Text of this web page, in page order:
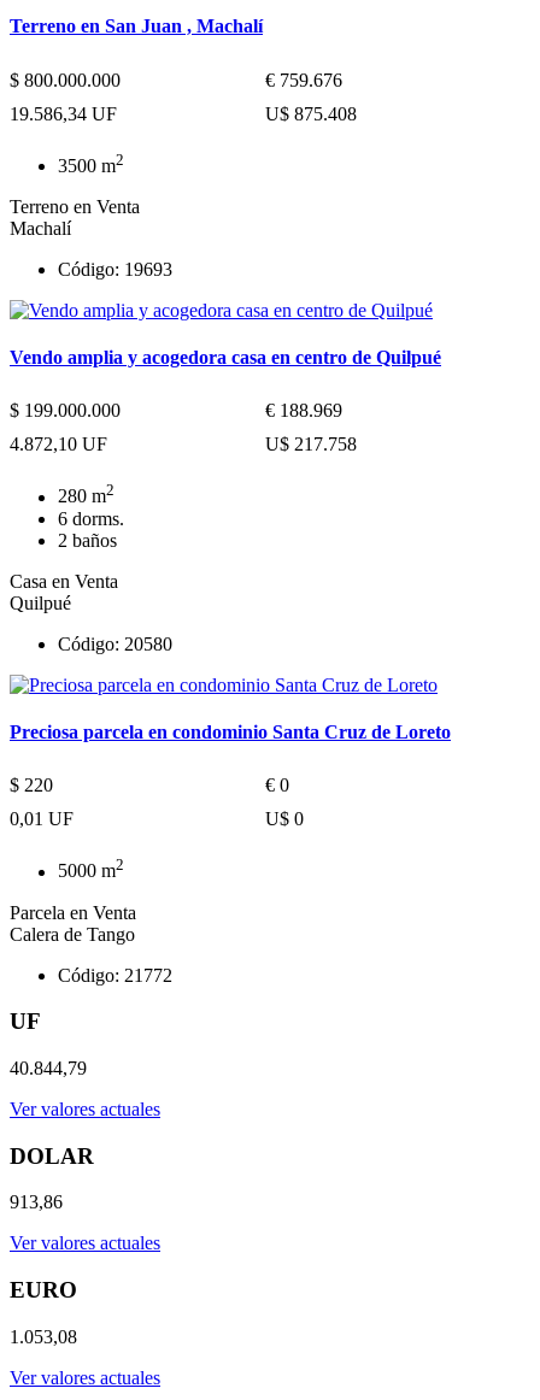
Terreno en San Juan , Machalí
$ 800.000.000
€ 759.676
19.586,34 UF
U$ 875.408
3500 m2
Terreno en Venta
Machalí
Código: 19693
Vendo amplia y acogedora casa en centro de Quilpué
$ 199.000.000
€ 188.969
4.872,10 UF
U$ 217.758
280 m2
6 dorms.
2 baños
Casa en Venta
Quilpué
Código: 20580
Preciosa parcela en condominio Santa Cruz de Loreto
$ 220
€ 0
0,01 UF
U$ 0
5000 m2
Parcela en Venta
Calera de Tango
Código: 21772
UF
40.844,79
Ver valores actuales
DOLAR
913,86
Ver valores actuales
EURO
1.053,08
Ver valores actuales